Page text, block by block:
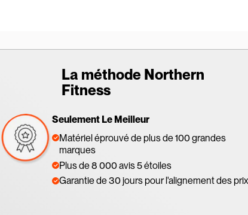
La méthode Northern
Fitness
Seulement Le Meilleur
Matériel éprouvé de plus de 100 grandes
marques
Plus de 8 000 avis 5 étoiles
Garantie de 30 jours pour l'alignement des prix